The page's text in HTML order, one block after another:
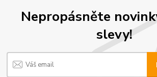
Nepropásněte
slevy!